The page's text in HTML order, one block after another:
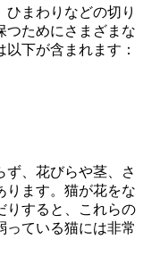
ひまわりなどの切り
つためにさまざまな
下が含まれます：
ず、花びらや茎、さ
ります。猫が花をな
りすると、これらの
っている猫には非常